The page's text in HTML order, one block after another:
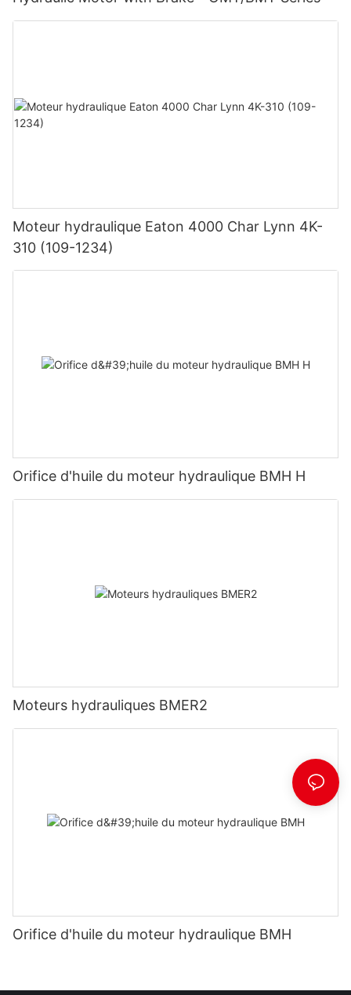
Moteur hydraulique Eaton 4000 Char Lynn 4K-
310 (109-1234)
Orifice d'huile du moteur hydraulique BMH H
Moteurs hydrauliques BMER2
Orifice d'huile du moteur hydraulique BMH